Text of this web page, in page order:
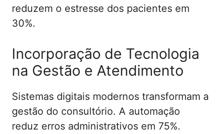
reduzem o estresse dos pacientes em
30%.
Incorporação de Tecnologia
na Gestão e Atendimento
Sistemas digitais modernos transformam a
gestão do consultório. A automação
reduz erros administrativos em 75%.